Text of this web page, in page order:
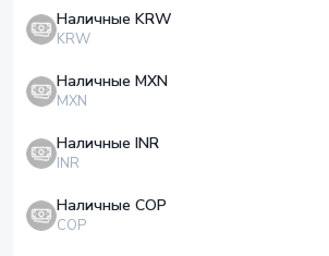
Наличные KRW
KRW
Наличные MXN
MXN
Наличные INR
INR
Наличные COP
COP